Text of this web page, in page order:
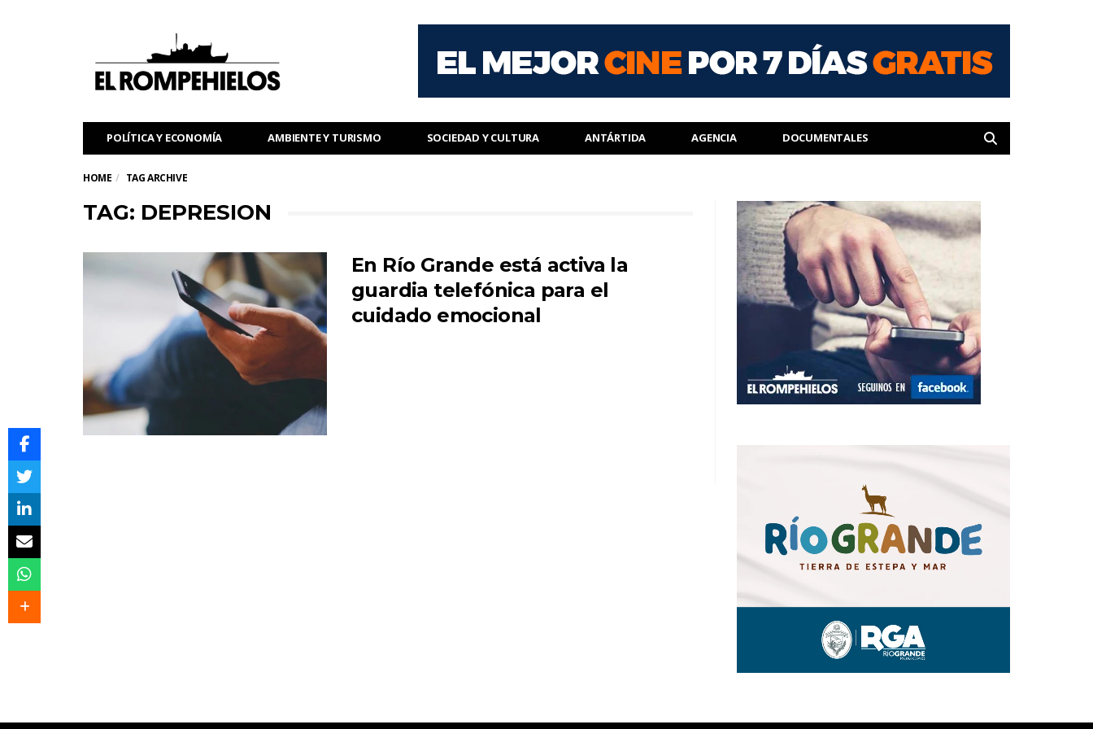
POLÍTICA Y ECONOMÍA AMBIENTE Y TURISMO SOCIEDAD Y CULTURA ANTÁRTIDA AGENCIA DOCUMENTALES
HOME TAG ARCHIVE
TAG: DEPRESION
En Río Grande está activa la
guardia telefónica para el
cuidado emocional